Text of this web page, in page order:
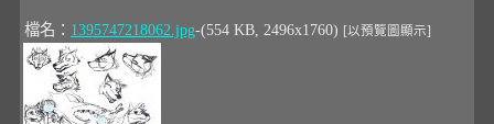
檔名： 1395747218062.jpg-(554 KB, 2496x1760) [以預覽圖顯示]